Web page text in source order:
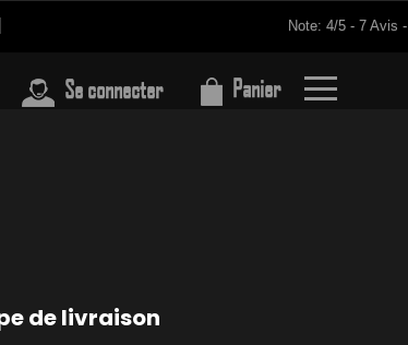
Note: 4/5 - 7 Avis -
Se connecter Panier